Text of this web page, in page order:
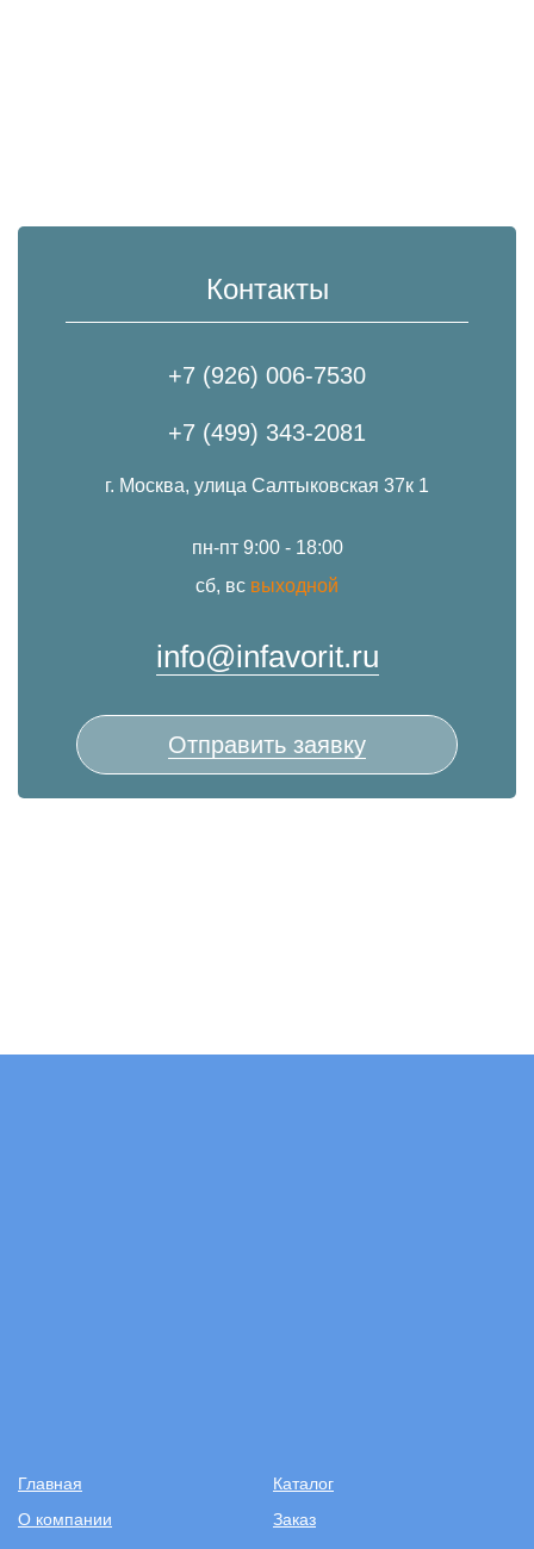
Контакты
+7 (926) 006-7530
+7 (499) 343-2081
г. Москва, улица Салтыковская 37к 1
пн-пт 9:00 - 18:00
сб, вс выходной
info@infavorit.ru
Отправить заявку
Главная
Каталог
О компании
Заказ